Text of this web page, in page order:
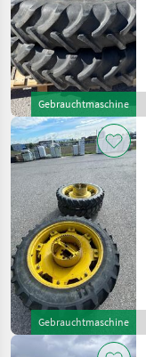
Gebrauchtmaschine
Gebrauchtmaschine